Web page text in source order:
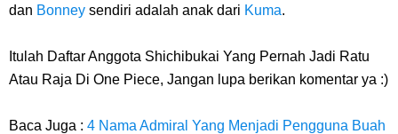
dan Bonney sendiri adalah anak dari Kuma.
Itulah Daftar Anggota Shichibukai Yang Pernah Jadi Ratu
Atau Raja Di One Piece, Jangan lupa berikan komentar ya :)
Baca Juga : 4 Nama Admiral Yang Menjadi Pengguna Buah